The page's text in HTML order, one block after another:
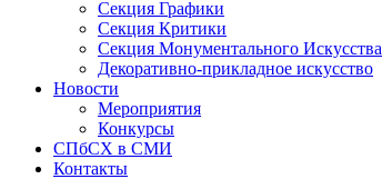
Секция Графики
Секция Критики
Секция Монументального Искусства
Декоративно-прикладное искусство
Новости
Мероприятия
Конкурсы
СПбСХ в СМИ
Контакты